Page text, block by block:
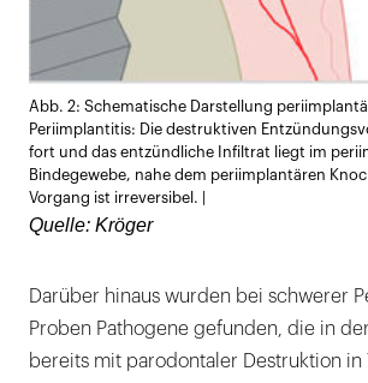
Abb. 2: Schematische Darstellung
Periimplantitis: Die destruktiven
fort und das entzündliche Infiltrat liegt im
Bindegewebe, nahe dem periimplantären
Vorgang ist irreversibel. |
Quelle: Kröger
Darüber hinaus wurden bei schwerer
Proben Pathogene gefunden, die in
bereits mit parodontaler Destruktion in